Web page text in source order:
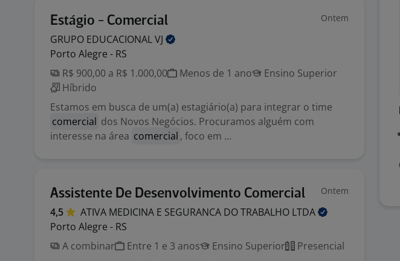
Estágio - Comercial Ontem
GRUPO EDUCACIONALVJ
Porto Alegre - RS
R$ 900,00 a R$ 1.000,00
Menos de 1 ano
Ensino Superior
Híbrido
Estamos em busca de um(a) estagiário(a) para integrar o time
comercial dos Novos Negócios. Procuramos alguém com
interesse na área comercial , foco em ...
Assistente De Desenvolvimento Comercial Ontem
4,5 ATIVA MEDICINA E SEGURANCA DO TRABALHO LTDA
Porto Alegre - RS
A combinar
Entre 1 e 3 anos Ensino Superior
Presencial